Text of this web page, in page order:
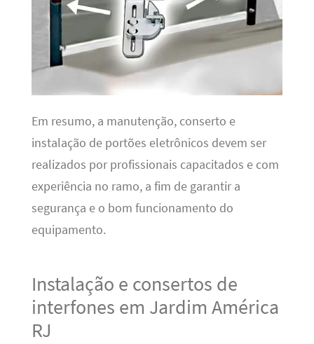
Em resumo, a manutenção, conserto e
instalação de portões eletrônicos devem ser
realizados por profissionais capacitados e com
experiência no ramo, a fim de garantir a
segurança e o bom funcionamento do
equipamento.
Instalação e consertos de
interfones em Jardim América
RJ